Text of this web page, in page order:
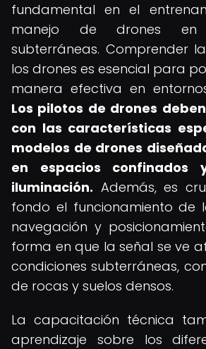
fundamental en el
manejo de drones en
subterráneas. Comprender
los drones es esencial para
manera efectiva en
Los pilotos de drones
con las características
modelos de drones
en espacios confinados
iluminación. Además, es
fondo el funcionamiento de
navegación y
forma en que la señal se ve
condiciones subterráneas,
de rocas y suelos densos.
La capacitación técnica
aprendizaje sobre los